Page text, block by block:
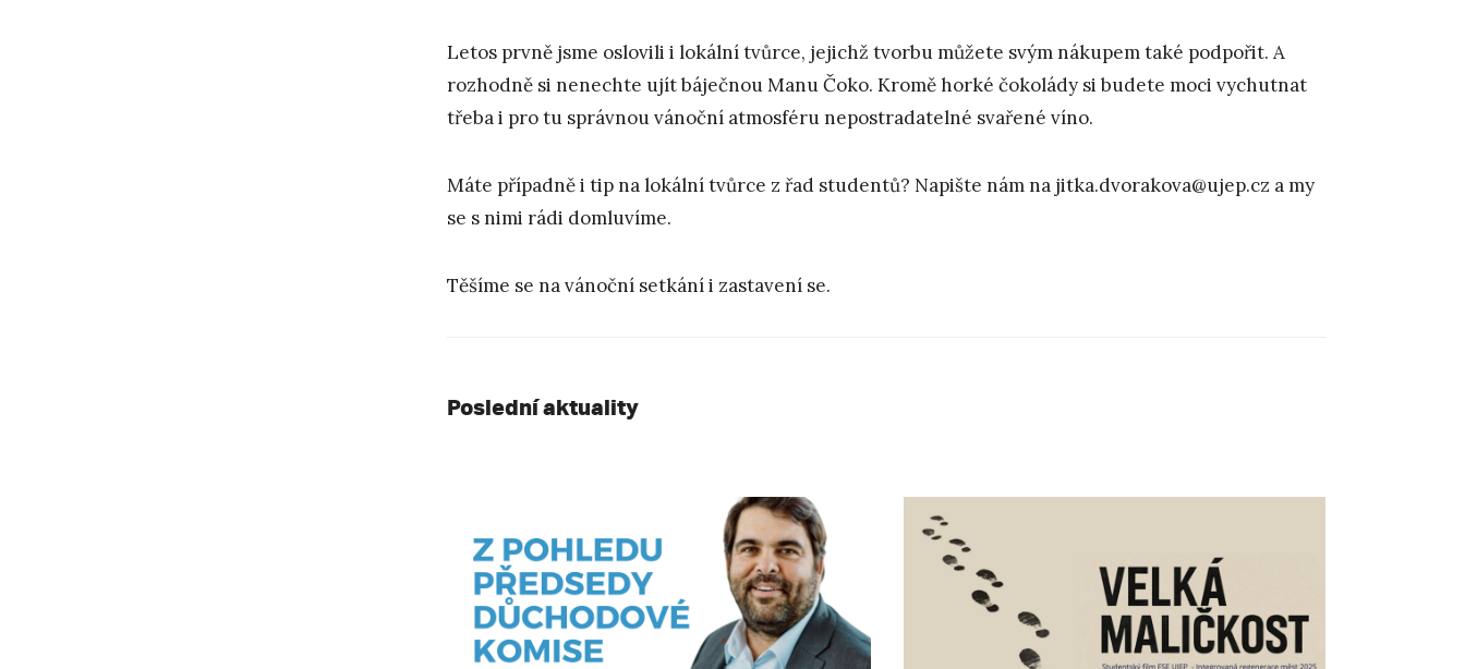
Letos prvně jsme oslovili i lokální tvůrce, jejichž tvorbu můžete svým nákupem také podpořit. A
rozhodně si nenechte ujít báječnou Manu Čoko. Kromě horké čokolády si budete moci vychutnat
třeba i pro tu správnou vánoční atmosféru nepostradatelné svařené víno.
Máte případně i tip na lokální tvůrce z řad studentů? Napište nám na jitka.dvorakova@ujep.cz a my
se s nimi rádi domluvíme.
Těšíme se na vánoční setkání i zastavení se.
Poslední aktuality